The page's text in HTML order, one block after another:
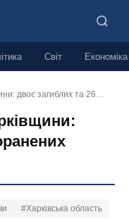
Світ Економіка
двоє загиблих та 26…
#Харківська область